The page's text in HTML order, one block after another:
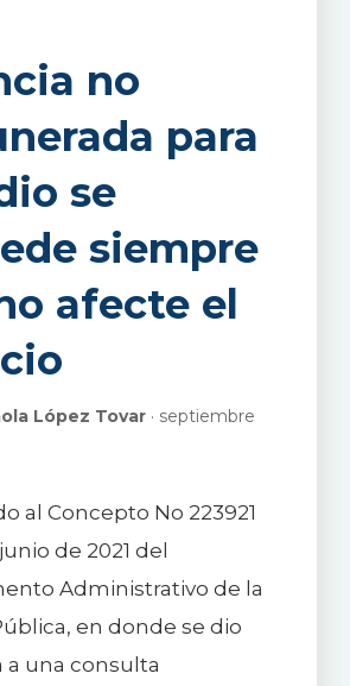
no
para
se
siempre
afecte el
López Tovar· septiembre
al Concepto No 223921
de 2021 del
Administrativo de la
en donde se dio
a una consulta